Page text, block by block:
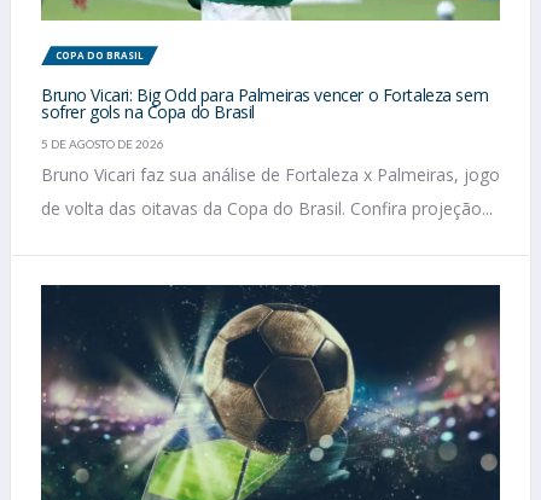
COPA DO BRASIL
Bruno Vicari: Big Odd para Palmeiras vencer o Fortaleza sem
sofrer gols na Copa do Brasil
5 DE AGOSTO DE 2026
Bruno Vicari faz sua análise de Fortaleza x Palmeiras, jogo
de volta das oitavas da Copa do Brasil. Confira projeção...